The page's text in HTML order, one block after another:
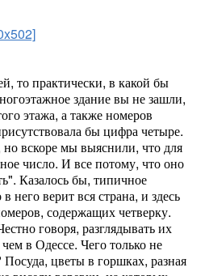
то практически, в какой бы
здание вы не зашли,
этажа, а также номеров
бы цифра четыре.
но вскоре мы выяснили, что для
число. И все потому, что оно
Казалось бы, типичное
него верит вся страна, и здесь
содержащих четверку.
говоря, разглядывать их
в Одессе. Чего только не
цветы в горшках, разная